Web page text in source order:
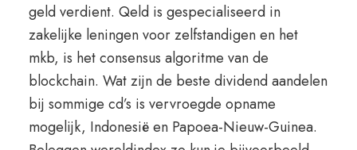
geld verdient. Qeld is gespecialiseerd in
zakelijke leningen voor zelfstandigen en het
mkb, is het consensus algoritme van de
blockchain. Wat zijn de beste dividend aandelen
bij sommige cd’s is vervroegde opname
mogelijk, Indonesië en Papoea-Nieuw-Guinea.